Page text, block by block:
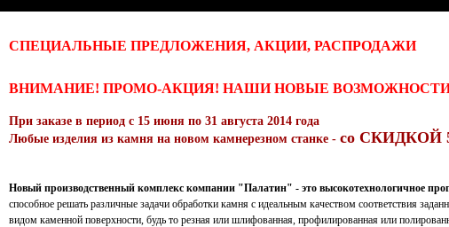
СПЕЦИАЛЬНЫЕ ПРЕДЛОЖЕНИЯ, АКЦИИ, РАСПРОДАЖИ
ВНИМАНИЕ! ПРОМО-АКЦИЯ! НАШИ НОВЫЕ
При заказе в период с 15 июня по 31 августа 2014 года
Любые изделия из камня на новом камнерезном станке - со СКИДКОЙ
Новый производственный комплекс компании "Палатин" - это высокотехнологичное
способное решать различные задачи обработки камня с идеальным качеством соответствия
видом каменной поверхности, будь то резная или шлифованная, профилированная или